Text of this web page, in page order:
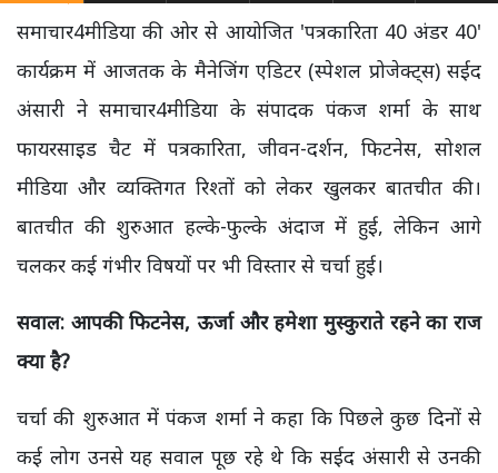
समाचार4मीडिया की ओर से आयोजित 'पत्रकारिता 40 अंडर 40'
कार्यक्रम में आजतक के मैनेजिंग एडिटर (स्पेशल प्रोजेक्ट्स) सईद
अंसारी ने समाचार4मीडिया के संपादक पंकज शर्मा के साथ
फायरसाइड चैट में पत्रकारिता, जीवन-दर्शन, फिटनेस, सोशल
मीडिया और व्यक्तिगत रिश्तों को लेकर खुलकर बातचीत की।
बातचीत की शुरुआत हल्के-फुल्के अंदाज में हुई, लेकिन आगे
चलकर कई गंभीर विषयों पर भी विस्तार से चर्चा हुई।
सवाल: आपकी फिटनेस, ऊर्जा और हमेशा मुस्कुराते रहने का राज
क्या है?
चर्चा की शुरुआत में पंकज शर्मा ने कहा कि पिछले कुछ दिनों से
कई लोग उनसे यह सवाल पूछ रहे थे कि सईद अंसारी से उनकी